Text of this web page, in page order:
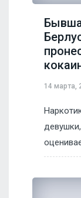
14 марта,